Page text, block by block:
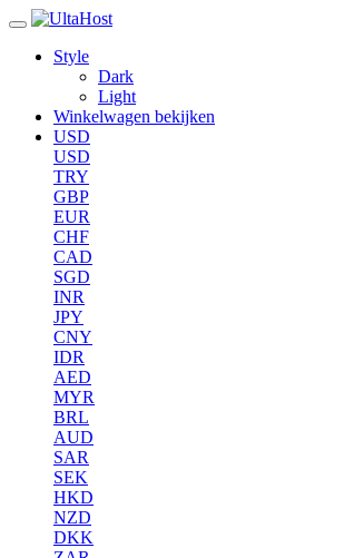
Style
Dark
Light
Winkelwagen bekijken
USD
USD
TRY
GBP
EUR
CHF
CAD
SGD
INR
JPY
CNY
IDR
AED
MYR
BRL
AUD
SAR
SEK
HKD
NZD
DKK